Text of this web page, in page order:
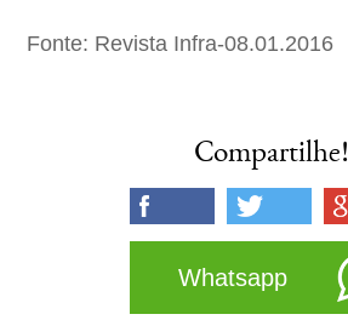
Fonte: Revista Infra-08.01.2016
Compartilhe!
Whatsapp